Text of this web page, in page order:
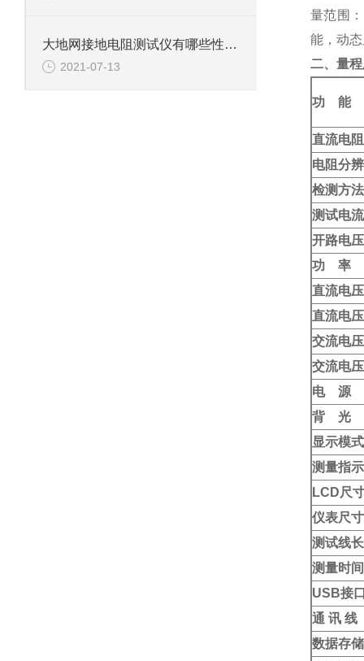
大地网接地电阻测试仪有哪些性能特点？
2021-07-13
量范围
能，动
二、 量
功 能
直流电
电阻分
检测方法
测试电流
开路电压
功 率
直流电
直流电
交流电
交流电
电 源
背 光
显示模式
测量指示
LCD尺
仪表尺寸
测试线长
测量时间
USB接
通 讯 线
数据存储